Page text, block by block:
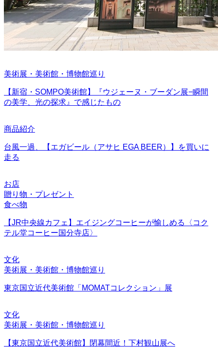
美術展・美術館・博物館巡り
【新宿・SOMPO美術館】『ウジェーヌ・ブーダン展−瞬間
の美学、光の探求』で感じたもの
商品紹介
台風一過、【エガビール（アサヒ EGA BEER）】を買いに
走る
お店
贈り物・プレゼント
食べ物
【JR中央線カフェ】エイジングコーヒーが愉しめる〈コク
テル堂コーヒー国分寺店〉
文化
美術展・美術館・博物館巡り
東京国立近代美術館「MOMATコレクション」展
文化
美術展・美術館・博物館巡り
【東京国立近代美術館】閉幕間近！下村観山展へ